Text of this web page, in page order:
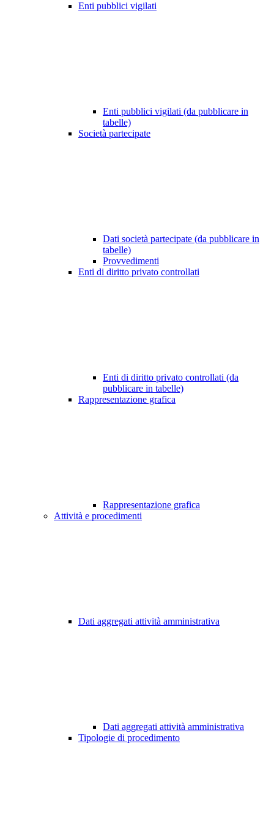
Enti pubblici vigilati
Enti pubblici vigilati (da pubblicare in
tabelle)
Società partecipate
Dati società partecipate (da pubblicare in
tabelle)
Provvedimenti
Enti di diritto privato controllati
Enti di diritto privato controllati (da
pubblicare in tabelle)
Rappresentazione grafica
Rappresentazione grafica
Attività e procedimenti
Dati aggregati attività amministrativa
Dati aggregati attività amministrativa
Tipologie di procedimento